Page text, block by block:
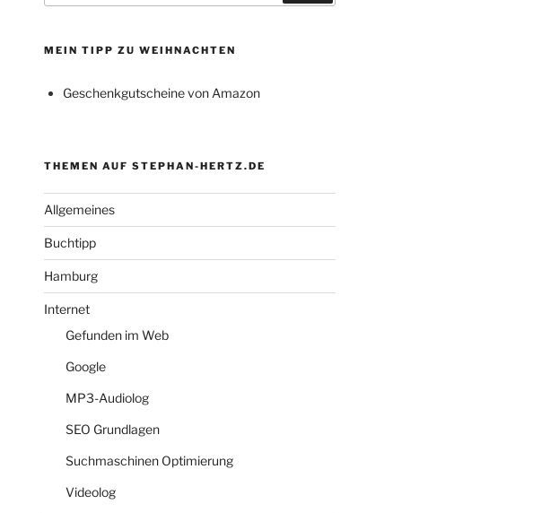
MEIN TIPP ZU WEIHNACHTEN
Geschenkgutscheine von Amazon
THEMEN AUF STEPHAN-HERTZ.DE
Allgemeines
Buchtipp
Hamburg
Internet
Gefunden im Web
Google
MP3-Audiolog
SEO Grundlagen
Suchmaschinen Optimierung
Videolog